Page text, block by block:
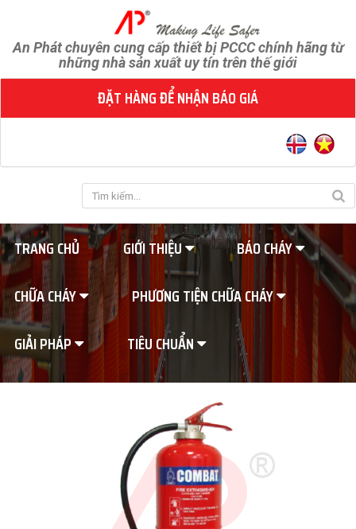
An Phát chuyên cung cấp thiết bị PCCC chính hãng từ
những nhà sản xuất uy tín trên thế giới
ĐẶT HÀNG ĐỂ NHẬN BÁO GIÁ
TRANG CHỦ GIỚI THIỆU
BÁO CHÁY
CHỮA CHÁY
PHƯƠNG TIỆN CHỮA CHÁY
GIẢI PHÁP
TIÊU CHUẨN